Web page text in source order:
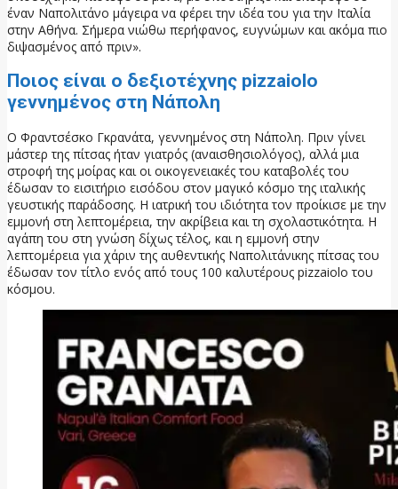
έναν Ναπολιτάνο μάγειρα να φέρει την ιδέα του για την Ιταλία
στην Αθήνα. Σήμερα νιώθω περήφανος, ευγνώμων και ακόμα πιο
διψασμένος από πριν».
Ποιος είναι ο δεξιοτέχνης pizzaiolo
γεννημένος στη Νάπολη
Ο Φραντσέσκο Γκρανάτα, γεννημένος στη Νάπολη. Πριν γίνει
μάστερ της πίτσας ήταν γιατρός (αναισθησιολόγος), αλλά μια
στροφή της μοίρας και οι οικογενειακές του καταβολές του
έδωσαν το εισιτήριο εισόδου στον μαγικό κόσμο της ιταλικής
γευστικής παράδοσης. Η ιατρική του ιδιότητα τον προίκισε με την
εμμονή στη λεπτομέρεια, την ακρίβεια και τη σχολαστικότητα. Η
αγάπη του στη γνώση δίχως τέλος, και η εμμονή στην
λεπτομέρεια για χάριν της αυθεντικής Ναπολιτάνικης πίτσας του
έδωσαν τον τίτλο ενός από τους 100 καλυτέρους pizzaiolo του
κόσμου.